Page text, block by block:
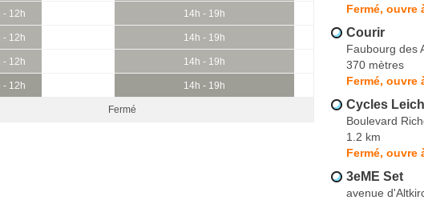
- 12h 14h - 19h
- 12h 14h - 19h
- 12h 14h - 19h
- 12h 14h - 19h
Fermé
Fermé, ouvre
Courir
Faubourg des
370 mètres
Fermé, ouvre
Cycles
Boulevard
1.2 km
Fermé, ouvre
3eME Set
avenue